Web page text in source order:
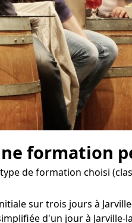
formation
de formation choisi
sur trois jours à
d'un jour à Jarville-